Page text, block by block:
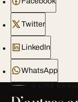
Twitter
LinkedIn
WhatsApp